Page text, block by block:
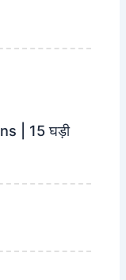
| 15 घड़ी